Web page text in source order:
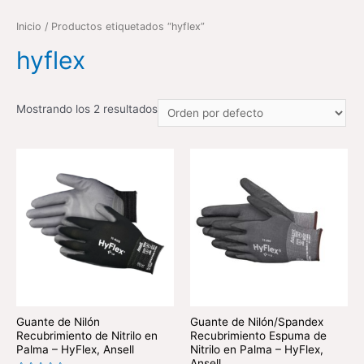
Inicio / Productos etiquetados “hyflex”
hyflex
Mostrando los 2 resultados
Guante de Nilón
Recubrimiento de Nitrilo en
Palma – HyFlex, Ansell
Guante de Nilón/Spandex
Recubrimiento Espuma de
Nitrilo en Palma – HyFlex,